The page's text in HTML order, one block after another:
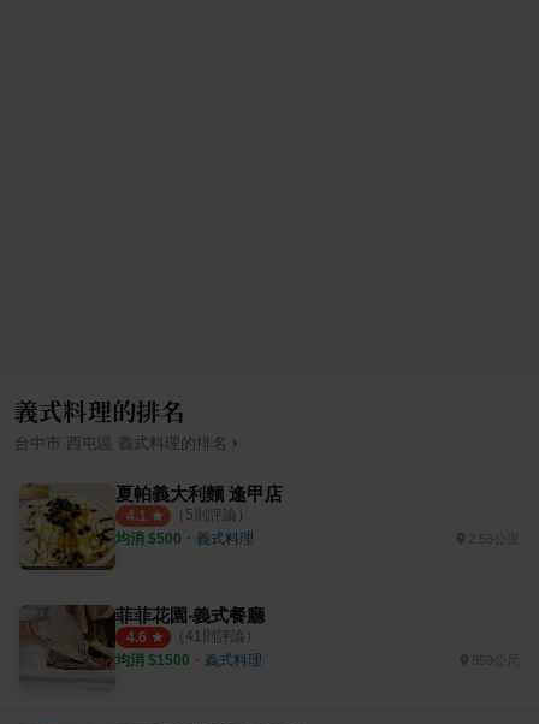
義式料理的排名
台中市 西屯區 義式料理 的排名 ›
夏帕義大利麵 逢甲店
4.1 （ 5則評論）
均消 $500 ・ 義式料理 2.53公里
菲菲花園‧義式餐廳
4.6 （ 41 則評論）
均消 $1500 ・ 義式料理 959公尺